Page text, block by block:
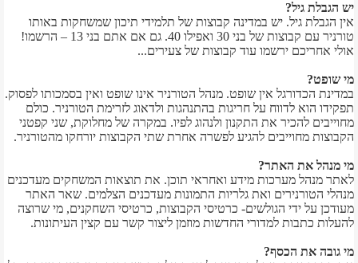
יש הגבלת גיל?
אין הגבלת גיל. יש במדינה קבוצות של תלמידי תיכון שמשחקות באותו
טורניר עם קבוצות של בני 30 ואפילו 40. גם אם אתם בני 13 – הרשמו!
אולי אחריכם ירשמו עוד קבוצות של צעירים...
מי שופט?
במדינת הכדורגל אין שופט. מנהל הטורניר אינו שופט ואין בסמכותו לפסוק.
תפקידו הוא לדווח על חריגות בהתנהגות ולדאוג לזרימת הטורניר. כולם
מחוייבים להכיר את התקנון ולנהוג לפיו. במקרה של מחלוקת, שני קפטני
הקבוצות מחוייבים להגיע לפשרה אחרת שתי הקבוצות יורחקו מהטורניר.
מי מנהל את האתר?
לאתר מנהל מערכות מידע ואחראי תוכן. את תוצאות המשחקים מעדכנים
מנהלי הטורנירים ואת גלריות התמונות מעדכנים הצלמים. שאר האתר
מעודכן על ידי הגולשים- כרטיסי הקבוצות, כרטיסי השחקנים, מי שרוצה
להעלות כתבות למדורי החדשות מוזמן ליצור קשר עם קצין העיתונות.
מי גובה את הכסף?